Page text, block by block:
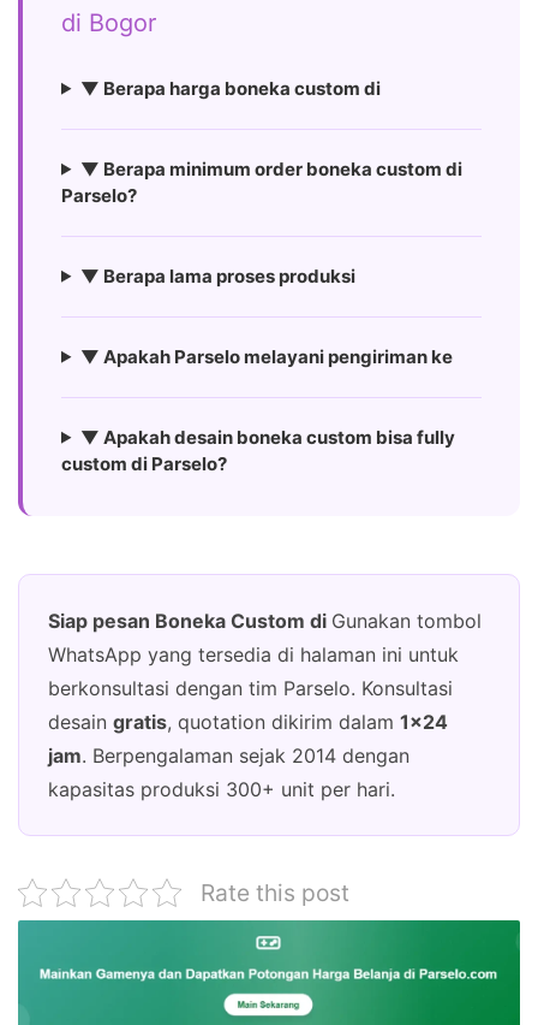
di Bogor
▼ Berapa harga boneka custom di
▼ Berapa minimum order boneka custom di
Parselo?
▼ Berapa lama proses produksi
▼ Apakah Parselo melayani pengiriman ke
▼ Apakah desain boneka custom bisa fully
custom di Parselo?
Siap pesan Boneka Custom di Gunakan tombol
WhatsApp yang tersedia di halaman ini untuk
berkonsultasi dengan tim Parselo. Konsultasi
desain gratis, quotation dikirim dalam 1×24
jam. Berpengalaman sejak 2014 dengan
kapasitas produksi 300+ unit per hari.
Rate this post